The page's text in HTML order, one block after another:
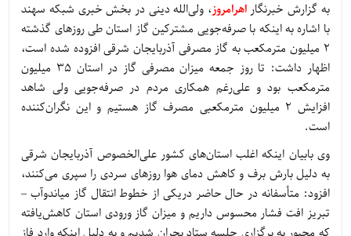
به گزارش خبرنگاراهرامروز، ولی‌الله دینی در بخش خبری شبکه سهند
با اشاره به اینکه با صرفه‌جویی مشترکین گاز استان طی روزهای گذشته
2 میلیون مترمکعب به گاز مصرفی آذربایجان شرقی افزوده شده است،
اظهار داشت: تا روز جمعه میزان مصرفی گاز در استان 35 میلیون
مترمکعب بود و علی‌رغم همکاری مردم در صرفه‌جویی ولی شاهد
افزایش 2 میلیون مترمکعبی مصرف گاز هستیم و این نگران‌کننده
است.
وی بابیان اینکه اغلب استان‌های کشور علی‌الخصوص آذربایجان شرقی
به دلیل بارش برف و کاهش دمای هوا روزهای سردی را سپری می‌کنند،
افزود: متأسفانه در حال حاضر دریکی از خطوط انتقال گاز میاندوآب –
تبریز افت فشار محسوس داریم و میزان گاز ورودی استان کاهش‌یافته